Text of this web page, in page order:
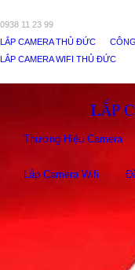
0938 11 23 99
LẮP CAMERA THỦ ĐỨC
LẮP CAMERA WIFI THỦ ĐỨC
LẮP
Thương Hiệu Camera
Lắp Camera Wifi